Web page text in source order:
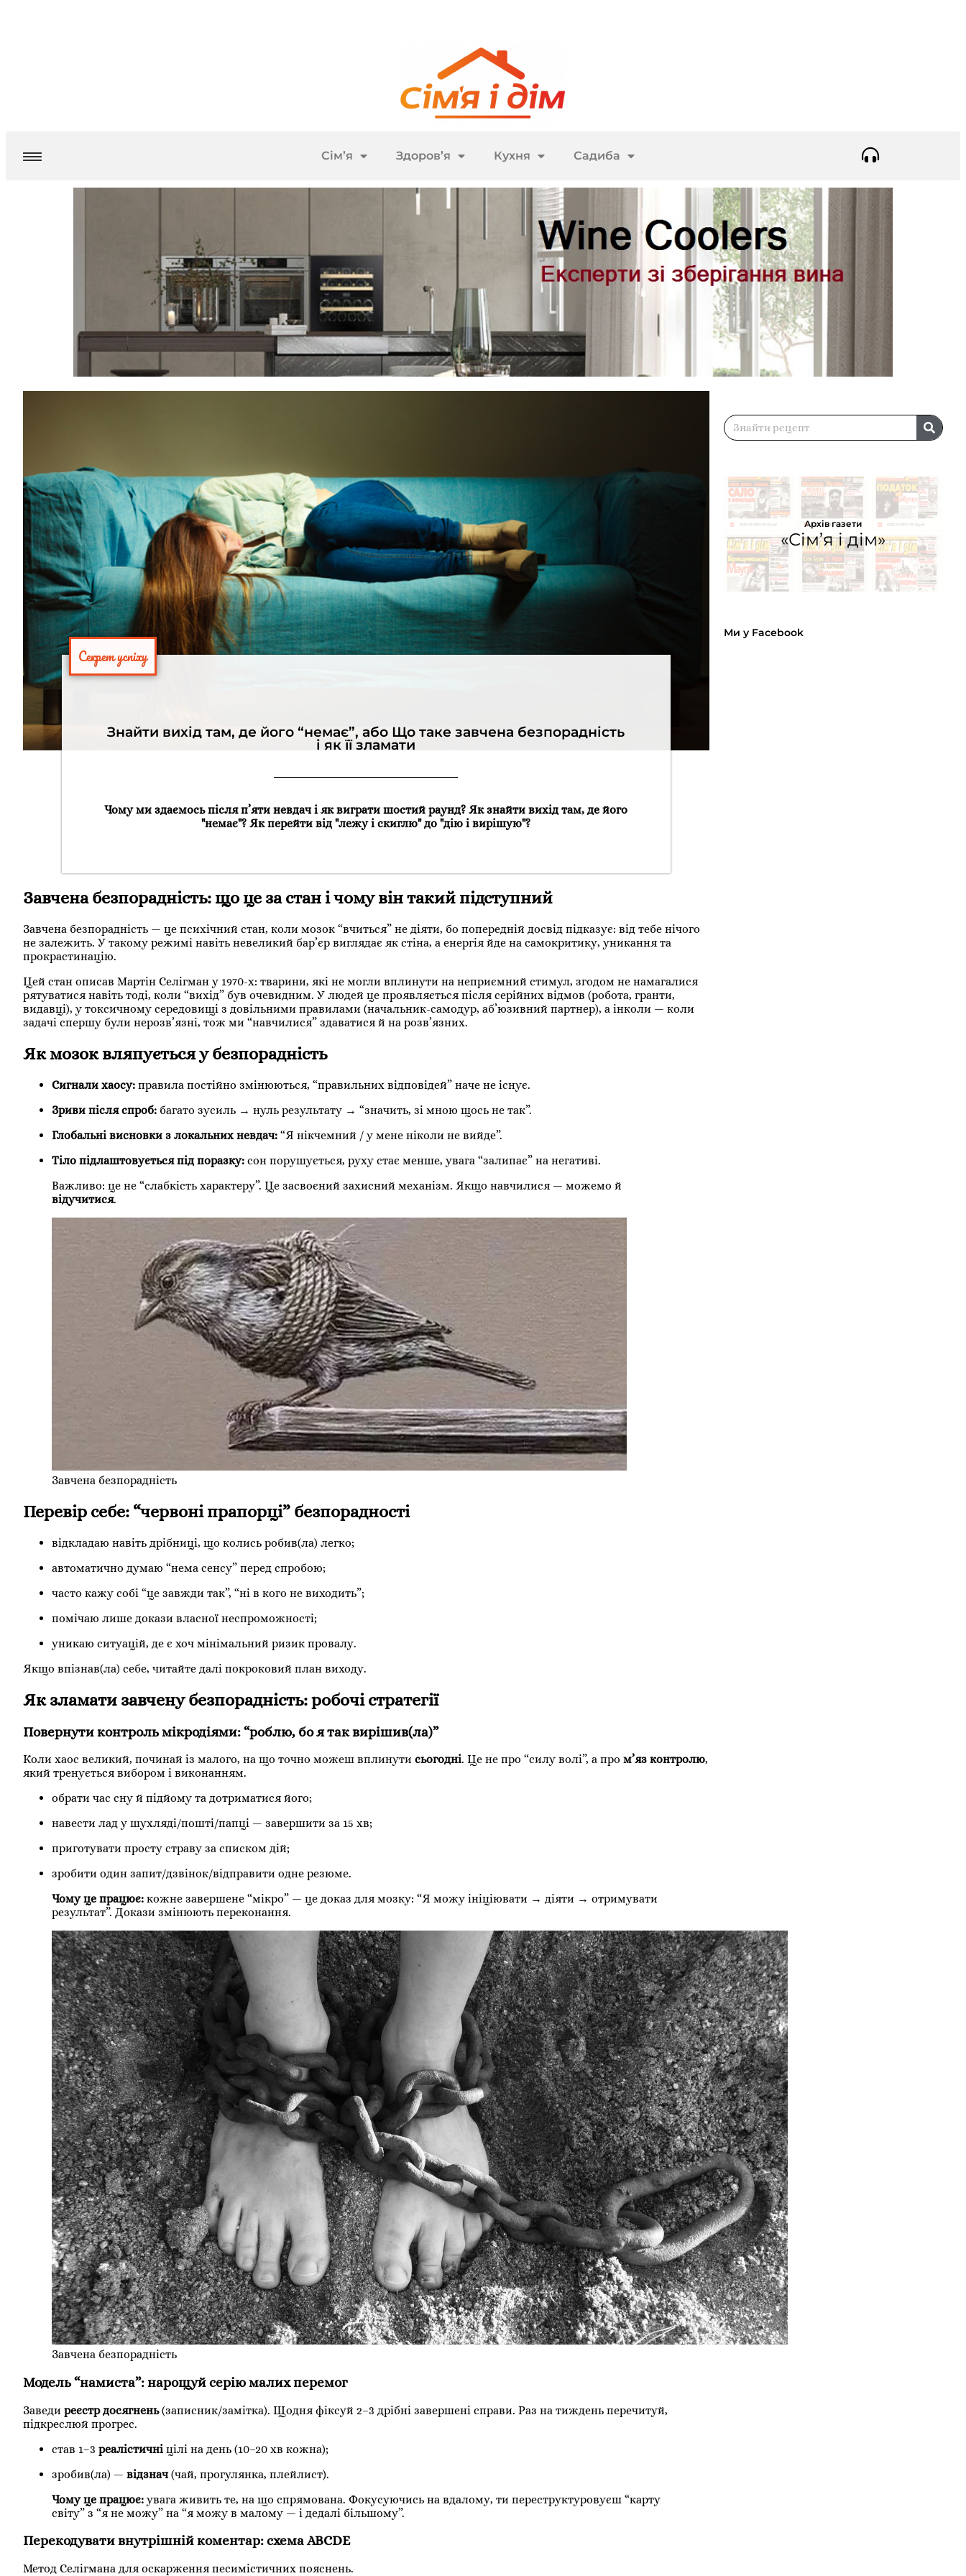
Сім’я Здоров’я Кухня Садиба
Секрет успіху
Знайти вихід там, де його “немає”, або Що таке завчена безпорадність
і як її зламати
Чому ми здаємось після п’яти невдач і як виграти шостий раунд? Як знайти вихід там, де його
"немає"? Як перейти від "лежу і скиглю" до "дію і вирішую"?
Завчена безпорадність: що це за стан і чому він такий підступний
Завчена безпорадність — це психічний стан, коли мозок “вчиться” не діяти, бо попередній досвід підказує: від тебе нічого
не залежить. У такому режимі навіть невеликий бар’єр виглядає як стіна, а енергія йде на самокритику, уникання та
прокрастинацію.
Цей стан описав Мартін Селігман у 1970-х: тварини, які не могли вплинути на неприємний стимул, згодом не намагалися
рятуватися навіть тоді, коли “вихід” був очевидним. У людей це проявляється після серійних відмов (робота, гранти,
видавці), у токсичному середовищі з довільними правилами (начальник-самодур, аб’юзивний партнер), а інколи — коли
задачі спершу були нерозв’язні, тож ми “навчилися” здаватися й на розв’язних.
Як мозок вляпується у безпорадність
Сигнали хаосу: правила постійно змінюються, “правильних відповідей” наче не існує.
Зриви після спроб: багато зусиль → нуль результату → “значить, зі мною щось не так”.
Глобальні висновки з локальних невдач: “Я нікчемний / у мене ніколи не вийде”.
Тіло підлаштовується під поразку: сон порушується, руху стає менше, увага “залипає” на негативі.
Важливо: це не “слабкість характеру”. Це засвоєний захисний механізм. Якщо навчилися — можемо й
відучитися.
Завчена безпорадність
Перевір себе: “червоні прапорці” безпорадності
відкладаю навіть дрібниці, що колись робив(ла) легко;
автоматично думаю “нема сенсу” перед спробою;
часто кажу собі “це завжди так”, “ні в кого не виходить”;
помічаю лише докази власної неспроможності;
уникаю ситуацій, де є хоч мінімальний ризик провалу.
Якщо впізнав(ла) себе, читайте далі покроковий план виходу.
Як зламати завчену безпорадність: робочі стратегії
Повернути контроль мікродіями: “роблю, боятак вирішив(ла)”
Коли хаос великий, починай із малого, на що точно можеш вплинути сьогодні. Це не про “силу волі”, а про м’яз контролю,
який тренується вибором і виконанням.
обрати час сну й підйому та дотриматися його;
навести лад у шухляді/пошті/папці — завершити за 15 хв;
приготувати просту страву за списком дій;
зробити один запит/дзвінок/відправити одне резюме.
Чому це працює: кожне завершене “мікро” — це доказ для мозку: “Я можу ініціювати → діяти → отримувати
результат”. Докази змінюють переконання.
Завчена безпорадність
Модель “намиста”: нарощуй серію малих перемог
Заведи реєстр досягнень(записник/замітка). Щодня фіксуй 2–3 дрібні завершені справи. Раз на тиждень перечитуй,
підкреслюй прогрес.
став 1–3 реалістичні цілі на день (10–20 хв кожна);
зробив(ла) — відзнач (чай, прогулянка, плейлист).
Чому це працює: увага живить те, на що спрямована. Фокусуючись на вдалому, ти переструктуровуєш “карту
світу” з “я не можу” на “я можу в малому — і дедалі більшому”.
Перекодувати внутрішній коментар: схемаABCDE
Метод Селігмана для оскарження песимістичних пояснень.
Архів газети
«Сім’я і дім»
Ми у Facebook